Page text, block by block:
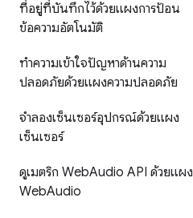
ที่อยู่ที่บันทึกไว้ด้วยแผงการป้อน
ข้อความอัตโนมัติ
ทำความเข้าใจปัญหาด้านความ
ปลอดภัยด้วยแผงความปลอดภัย
จำลองเซ็นเซอร์อุปกรณ์ด้วยแผง
เซ็นเซอร์
ดูเมตริก WebAudio API ด้วยแผง
WebAudio